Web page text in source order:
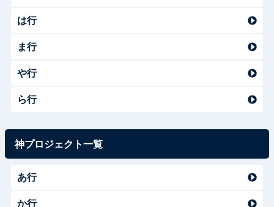
は行
ま行
や行
ら行
神プロジェクト一覧
あ行
か行